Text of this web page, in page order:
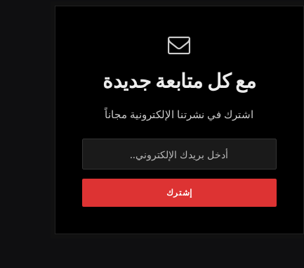
مع كل متابعة جديدة
اشترك في نشرتنا الإلكترونية مجاناً